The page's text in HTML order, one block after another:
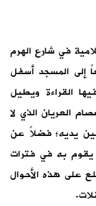
في شارع الهرم
إلى المسجد أسفل
القراءة ويطيل
العريان الذي لا
يديه؛ فضلاً عن
يقوم به في فترات
على هذه الأحوال